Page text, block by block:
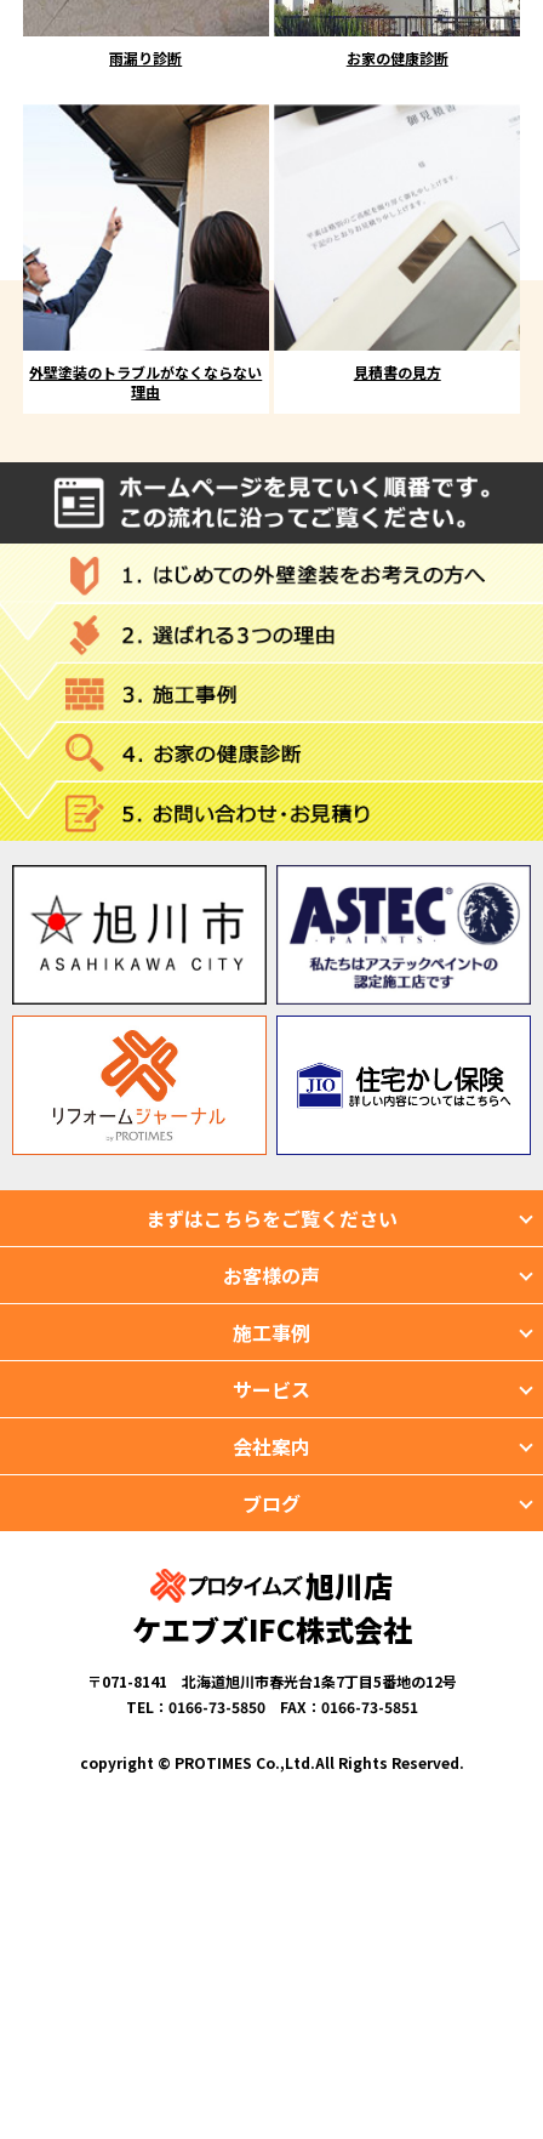
雨漏り診断 お家の健康診断
外壁塗装のトラブルがなくならない
理由
見積書の見方
まずはこちらをご覧ください
お客様の声
施工事例
サービス
会社案内
ブログ
旭川店
ケエブズIFC株式会社
〒071-8141 北海道旭川市春光台1条7丁目5番地の12号
TEL：0166-73-5850 FAX：0166-73-5851
copyright © PROTIMES Co.,Ltd.All Rights Reserved.